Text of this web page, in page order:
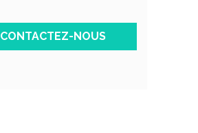
CONTACTEZ-NOUS